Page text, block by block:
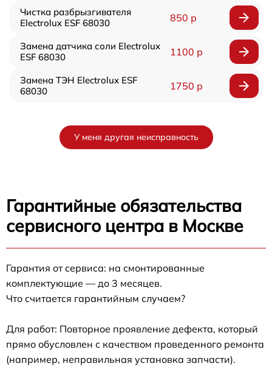
Чистка разбрызгивателя
Electrolux ESF 68030
850 р
Замена датчика соли Electrolux
ESF 68030
1100 р
Замена ТЭН Electrolux ESF
68030
1750 р
У меня другая неисправность
Гарантийные обязательства
сервисного центра в Москве
Гарантия от сервиса: на смонтированные
комплектующие — до 3 месяцев.
Что считается гарантийным случаем?
Для работ: Повторное проявление дефекта, который
прямо обусловлен с качеством проведенного ремонта
(например, неправильная установка запчасти).